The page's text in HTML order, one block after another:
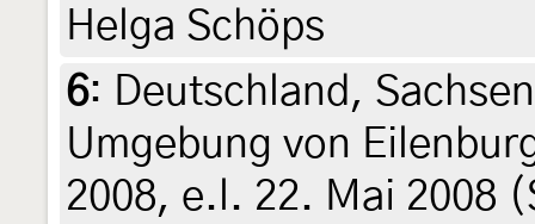
Helga Schöps
6: Deutschland,
Umgebung von
2008, e.l. 22. Mai 2008